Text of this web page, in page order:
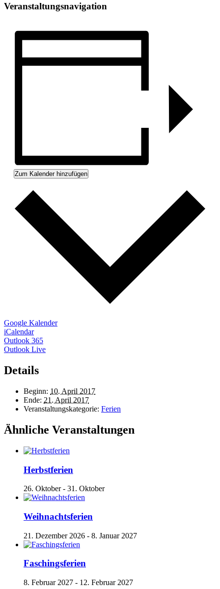
Veranstaltungsnavigation
Zum Kalender hinzufügen
Google Kalender
iCalendar
Outlook 365
Outlook Live
Details
Beginn: 10. April 2017
Ende: 21. April 2017
Veranstaltungskategorie: Ferien
Ähnliche Veranstaltungen
Herbstferien
26. Oktober- 31. Oktober
Weihnachtsferien
21. Dezember 2026 - 8. Januar 2027
Faschingsferien
8. Februar 2027 - 12. Februar 2027